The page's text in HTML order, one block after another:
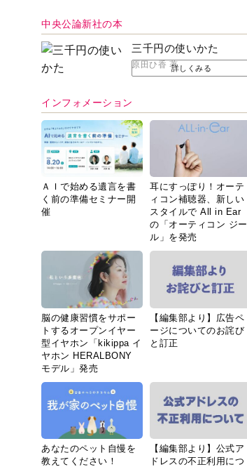
中央公論新社の本
三千円の使いかた
原田ひ香 著詳しくみる
インフォメーション
ＡＩで始める遺言を書
く前の準備セミナー開
催
耳にすっぽり！オーテ
ィコン補聴器、新しい
スタイルで All in Ear
の「オーティコン ジー
ル」を発売
脳の健康習慣をサポー
トするオープンイヤー
型イヤホン「kikippa イ
ヤホン HERALBONY
モデル」発売
【編集部より】広告ペ
ージについてのお詫び
と訂正
あなたのペット自慢を
教えてください！
【編集部より】公式ア
ドレスの不正利用につ